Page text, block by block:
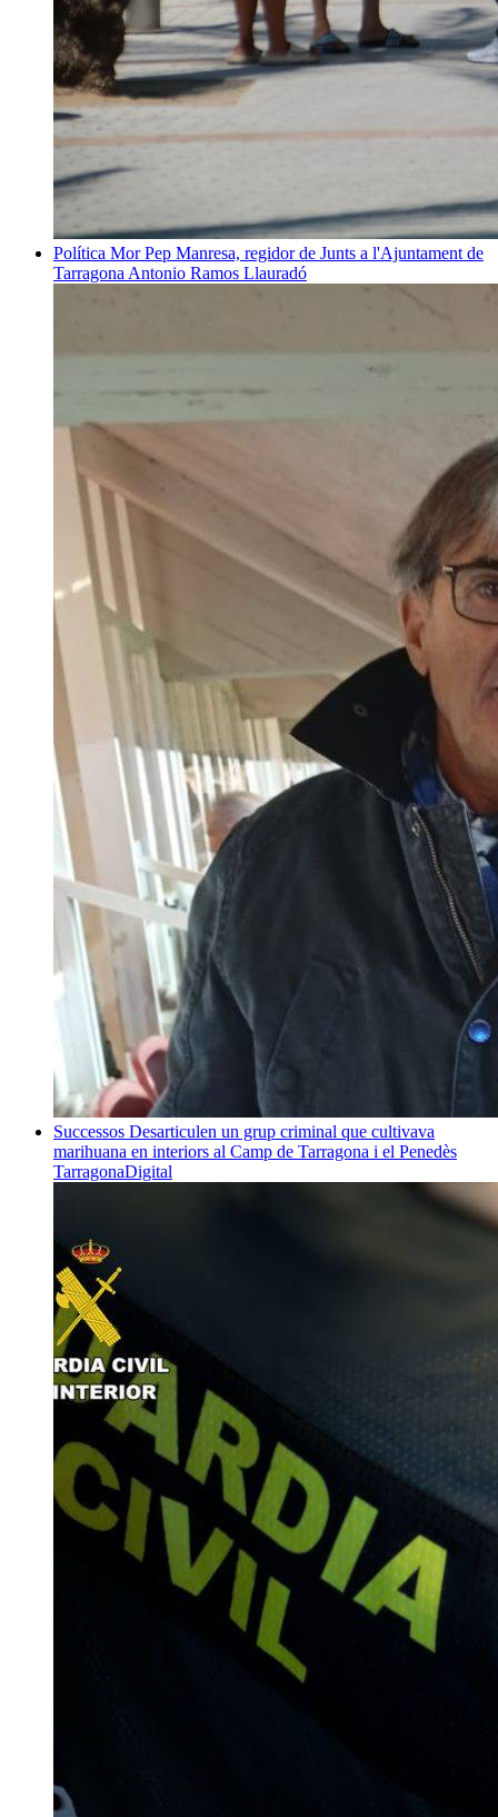
Política Mor Pep Manresa, regidor de Junts a l'Ajuntament de
Tarragona Antonio Ramos Llauradó
Successos Desarticulen un grup criminal que cultivava
marihuana en interiors al Camp de Tarragona i el Penedès
TarragonaDigital